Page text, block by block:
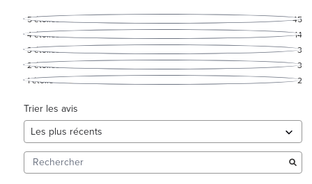
5étoiles
45
4étoiles
14
3étoiles
3
2étoiles
3
1étoile 2
Trier les avis